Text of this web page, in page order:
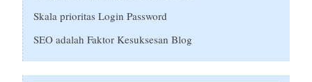
Skala prioritas Login Password
SEO adalah Faktor Kesuksesan Blog